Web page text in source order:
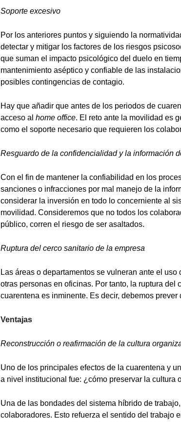
Soporte excesivo
Por los anteriores puntos y siguiendo la
detectar y mitigar los factores de los riesgos
que suman el impacto psicológico del duelo en
mantenimiento aséptico y confiable de las
posibles contingencias de contagio.
Hay que añadir que antes de los periodos de
acceso al home office. El reto ante la movilidad es
como el soporte necesario que requieren los
Resguardo de la confidencialidad y la información
Con el fin de mantener la confiabilidad en los
sanciones o infracciones por mal manejo de la
considerar la inversión en todo lo concerniente al
movilidad. Consideremos que no todos los
público, corren el riesgo de ser asaltados.
Ruptura del cerco sanitario de la empresa
Las áreas o departamentos se vulneran ante el
otras personas en oficinas. Por tanto, la ruptura del
cuarentena es inminente. Es decir, debemos
Ventajas
Reconstrucción o reafirmación de la cultura
Uno de los principales efectos de la cuarentena y
a nivel institucional fue: ¿cómo preservar la
Una de las bondades del sistema híbrido de
colaboradores. Esto refuerza el sentido del trabajo